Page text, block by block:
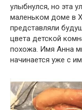
улыбнулся, но эта
маленьком доме в
представляли
цвета детской
похожа. Имя Анна
начинается уже с